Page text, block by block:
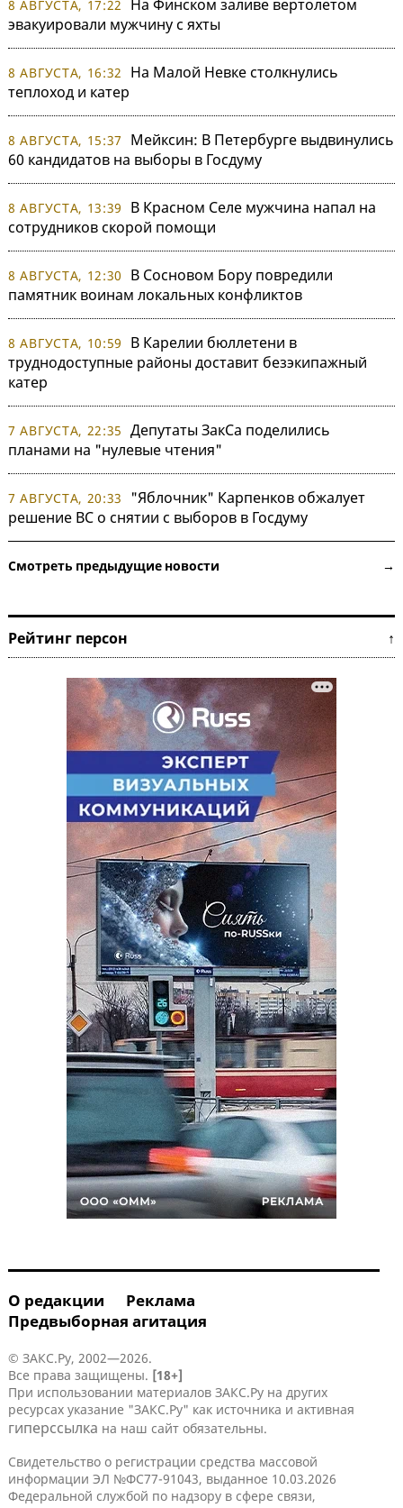
8 АВГУСТА, 17:22
На Финском заливе вертолетом
эвакуировали мужчину с яхты
8 АВГУСТА, 16:32
На Малой Невке столкнулись
теплоход и катер
8 АВГУСТА, 15:37
Мейксин: В Петербурге выдвинулись
60 кандидатов на выборы в Госдуму
8 АВГУСТА, 13:39
В Красном Селе мужчина напал на
сотрудников скорой помощи
8 АВГУСТА, 12:30
В Сосновом Бору повредили
памятник воинам локальных конфликтов
8 АВГУСТА, 10:59
В Карелии бюллетени в
труднодоступные районы доставит безэкипажный
катер
7 АВГУСТА, 22:35 Депутаты ЗакСа поделились
планами на "нулевые чтения"
7 АВГУСТА, 20:33
"Яблочник" Карпенков обжалует
решение ВС о снятии с выборов в Госдуму
Смотреть предыдущие новости →
Рейтинг персон ↑
О редакции
Реклама
Предвыборная агитация
© ЗАКС.Ру, 2002—2026.
Все права защищены. [18+]
При использовании материалов ЗАКС.Ру на других
ресурсах указание "ЗАКС.Ру" как источника и активная
гиперссылка на наш сайт обязательны.
Свидетельство о регистрации средства массовой
информации ЭЛ №ФС77-91043, выданное 10.03.2026
Федеральной службой по надзору в сфере связи,